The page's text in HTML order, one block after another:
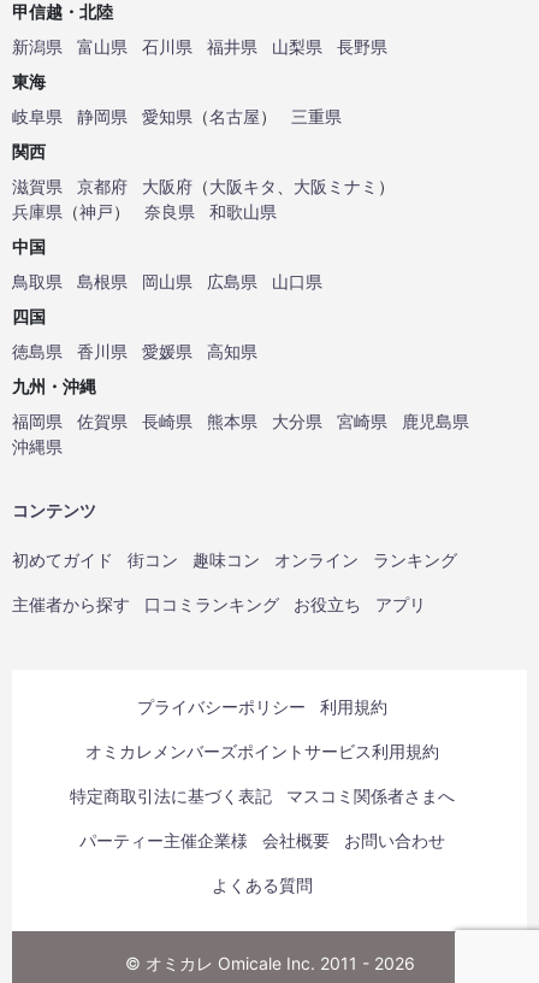
甲信越・北陸
新潟県
富山県 石川県 福井県 山梨県
長野県
東海
岐阜県
静岡県 愛知県 （名古屋）
三重県
関西
滋賀県
京都府 大阪府 （大阪キタ 大阪ミナミ ）
兵庫県 （神戸） 奈良県
和歌山県
中国
鳥取県
島根県 岡山県 広島県
山口県
四国
徳島県
香川県 愛媛県
高知県
九州・沖縄
福岡県
佐賀県 長崎県 熊本県 大分県 宮崎県
鹿児島県
沖縄県
コンテンツ
初めてガイド 街コン 趣味コン オンライン ランキング
主催者から探す 口コミランキング お役立ち アプリ
プライバシーポリシー 利用規約
オミカレメンバーズポイントサービス利用規約
特定商取引法に基づく表記 マスコミ関係者さまへ
パーティー主催企業様 会社概要 お問い合わせ
よくある質問
© オミカレ Omicale Inc. 2011 - 2026